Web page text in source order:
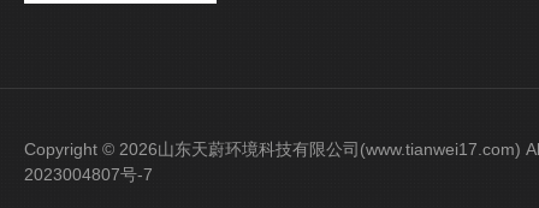
Copyright © 2026山东天蔚环境科技有限公司(www.tianwei17.com)
2023004807号-7